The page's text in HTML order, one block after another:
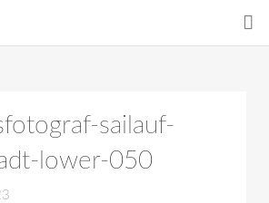
sailauf-
lower-050